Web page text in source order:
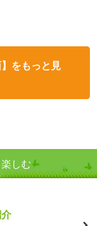
をもっと見
しむ